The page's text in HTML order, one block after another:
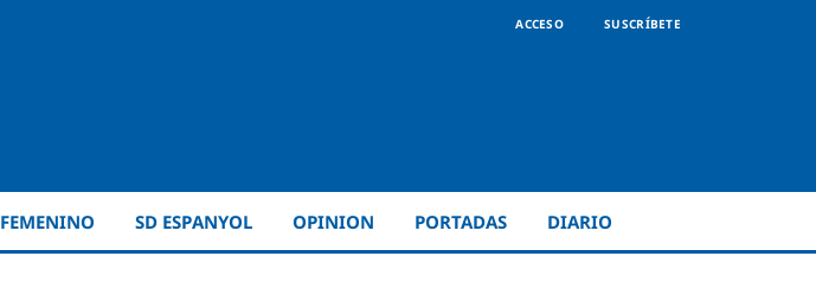
ACCESO SUSCRÍBETE
FEMENINO SD ESPANYOL OPINION PORTADAS DIARIO